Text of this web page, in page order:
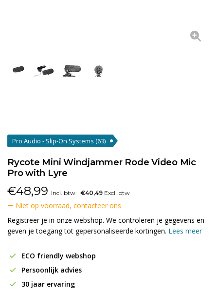
Pro Audio - Slip-On Systems (63)
Rycote Mini Windjammer Rode Video Mic
Pro with Lyre
€48,99 Incl. btw €40,49 Excl. btw
Niet op voorraad, contacteer ons
Registreer je in onze webshop. We controleren je gegevens en
geven je toegang tot gepersonaliseerde kortingen. Lees meer
ECO friendly webshop
Persoonlijk advies
30 jaar ervaring